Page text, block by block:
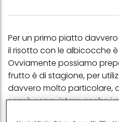
Per un primo piatto
il risotto con le albicocche
Ovviamente possiamo
frutto è di stagione, per
davvero molto particolare,
saprà conquistare anche i